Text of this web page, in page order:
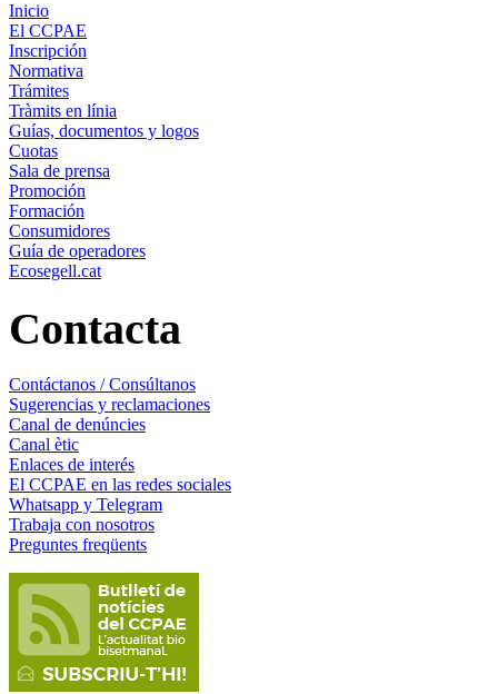
Inicio
El CCPAE
Inscripción
Normativa
Trámites
Tràmits en línia
Guías, documentos y logos
Cuotas
Sala de prensa
Promoción
Formación
Consumidores
Guía de operadores
Ecosegell.cat
Contacta
Contáctanos / Consúltanos
Sugerencias y reclamaciones
Canal de denúncies
Canal ètic
Enlaces de interés
El CCPAE en las redes sociales
Whatsapp y Telegram
Trabaja con nosotros
Preguntes freqüents